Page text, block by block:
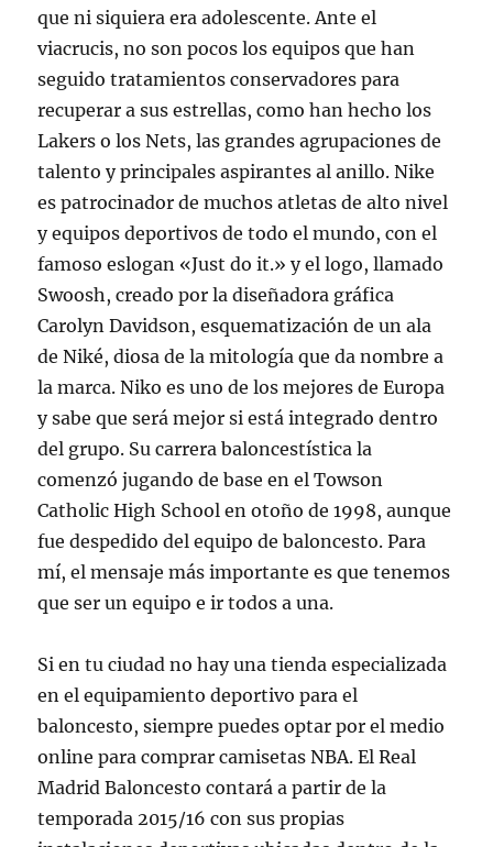
que ni siquiera era adolescente. Ante el
viacrucis, no son pocos los equipos que han
seguido tratamientos conservadores para
recuperar a sus estrellas, como han hecho los
Lakers o los Nets, las grandes agrupaciones de
talento y principales aspirantes al anillo. Nike
es patrocinador de muchos atletas de alto nivel
y equipos deportivos de todo el mundo, con el
famoso eslogan «Just do it.» y el logo, llamado
Swoosh, creado por la diseñadora gráfica
Carolyn Davidson, esquematización de un ala
de Niké, diosa de la mitología que da nombre a
la marca. Niko es uno de los mejores de Europa
y sabe que será mejor si está integrado dentro
del grupo. Su carrera baloncestística la
comenzó jugando de base en el Towson
Catholic High School en otoño de 1998, aunque
fue despedido del equipo de baloncesto. Para
mí, el mensaje más importante es que tenemos
que ser un equipo e ir todos a una.
Si en tu ciudad no hay una tienda especializada
en el equipamiento deportivo para el
baloncesto, siempre puedes optar por el medio
online para comprar camisetas NBA. El Real
Madrid Baloncesto contará a partir de la
temporada 2015/16 con sus propias